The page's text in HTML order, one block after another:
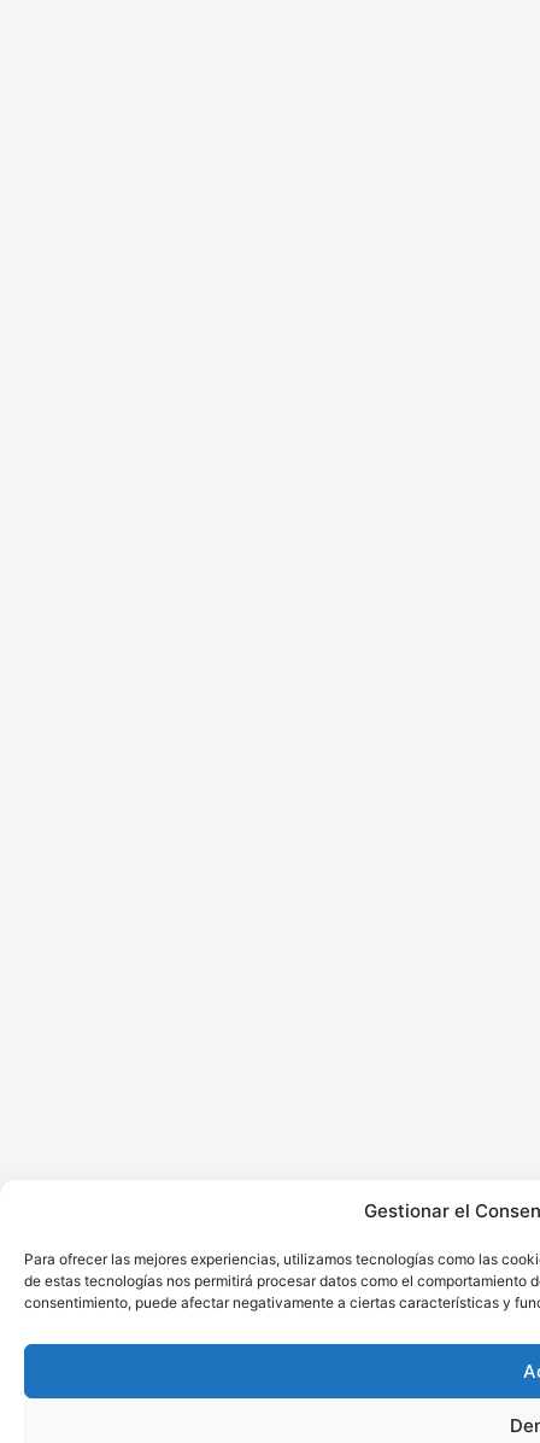
Gestionar el
Para ofrecer las mejores experiencias, utilizamos tecnologías como las
de estas tecnologías nos permitirá procesar datos como el
consentimiento, puede afectar negativamente a ciertas características y